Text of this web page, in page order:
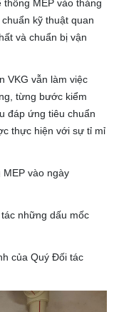
MEP vào tháng
kỹ thuật quan
và chuẩn bị vận
VKG vẫn làm việc
từng bước kiểm
đáp ứng tiêu chuẩn
thực hiện với sự tỉ mỉ
vào ngày
những dấu mốc
của Quý Đối tác